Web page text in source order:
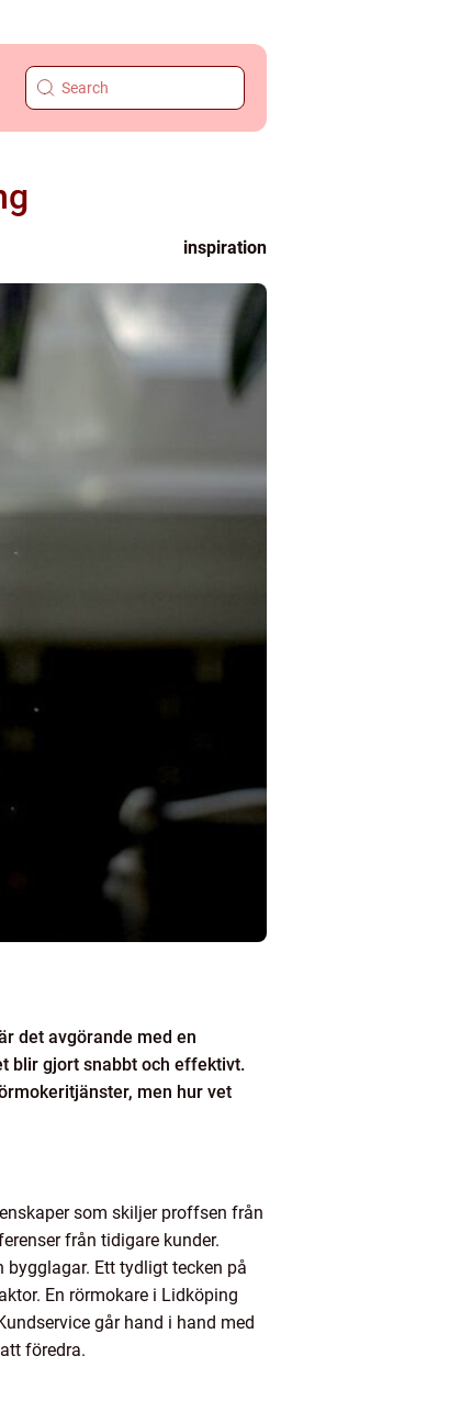
inspiration
det avgörande med en
blir gjort snabbt och effektivt.
men hur vet
som skiljer proffsen från
från tidigare kunder.
bygglagar. Ett tydligt tecken på
En rörmokare i Lidköping
går hand i hand med
föredra.